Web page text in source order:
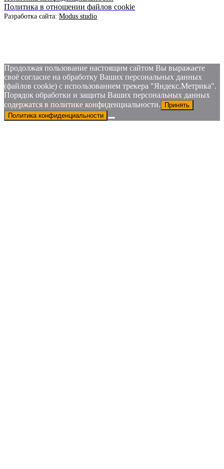
Аксессуары
Политика в отношении файлов cookie
Разработка сайта: Modus studio
Продолжая пользование настоящим сайтом Вы выражаете
своё согласие на обработку Ваших персональных данных
(файлов cookie) с использованием трекера "Яндекс.Метрика".
Порядок обработки и защиты Ваших персональных данных
содержатся в политике конфиденциальности.
Принять
Политика конфиденциальности